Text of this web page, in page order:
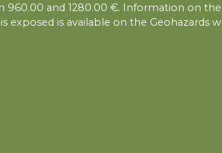
960.00 and 1280.00 €. Information on
exposed is available on the Geohazards